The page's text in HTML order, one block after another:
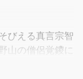
びえる真言宗智
山の僧侶覚鑁に
の学問所でし